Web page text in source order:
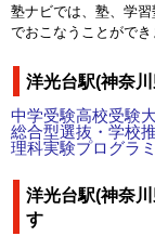
塾ナビでは、塾、学
でおこなうことができ
洋光台駅(神奈
中学受験高校受験
総合型選抜・学校
理科実験プログラ
洋光台駅(神奈
す